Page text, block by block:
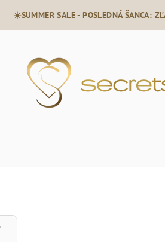
☀️SUMMER SALE - POSLEDNÁ ŠANCA: